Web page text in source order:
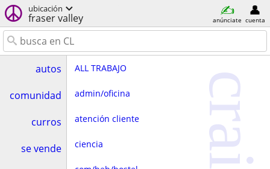
ubicación
fraser valley anúnciate cuenta
autos
comunidad
curros
se vende
ALL TRABAJO
admin/oficina
atención cliente
ciencia